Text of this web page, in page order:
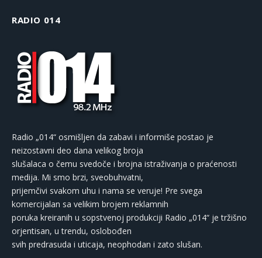
RADIO 014
Radio „014“ osmišljen da zabavi i informiše postao je
neizostavni deo dana velikog broja
slušalaca o čemu svedoče i brojna istraživanja o praćenosti
medija. Mi smo brzi, sveobuhvatni,
prijemčivi svakom uhu i nama se veruje! Pre svega
komercijalan sa velikim brojem reklamnih
poruka kreiranih u sopstvenoj produkciji Radio „014“ je tržišno
orjentisan, u trendu, oslobođen
svih predrasuda i uticaja, neophodan i zato slušan.